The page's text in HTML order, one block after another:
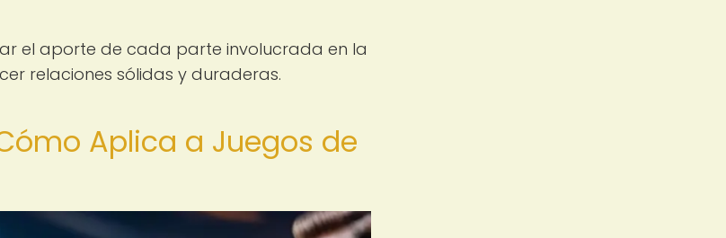
el aporte de cada parte involucrada en la
relaciones sólidas y duraderas.
Aplica a Juegos de